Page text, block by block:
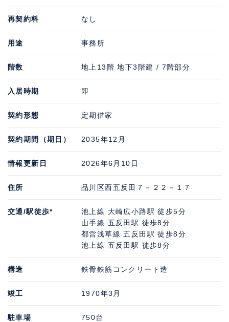
再契約料 なし
用途 事務所
階数 地上13階 地下3階建 / 7階部分
入居時期 即
契約形態 定期借家
契約期間（期日） 2035年12月
情報更新日 2026年6月10日
住所 品川区西五反田７－２２－１７
交通/駅徒歩*
池上線 大崎広小路駅 徒歩5分
山手線 五反田駅 徒歩8分
都営浅草線 五反田駅 徒歩8分
池上線 五反田駅 徒歩8分
構造 鉄骨鉄筋コンクリート造
竣工 1970年3月
駐車場 750台